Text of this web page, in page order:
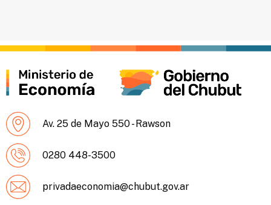
Av. 25 de Mayo 550 - Rawson
0280 448-3500
privadaeconomia@chubut.gov.ar